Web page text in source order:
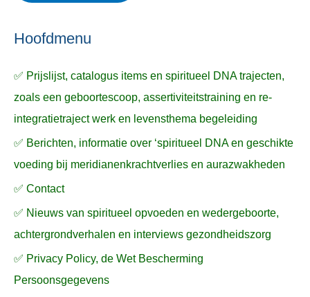
na
r
:
Hoofdmenu
✅ Prijslijst, catalogus items en spiritueel DNA trajecten,
zoals een geboortescoop, assertiviteitstraining en re-
integratietraject werk en levensthema begeleiding
✅ Berichten, informatie over ‘spiritueel DNA en geschikte
voeding bij meridianenkrachtverlies en aurazwakheden
✅ Contact
✅ Nieuws van spiritueel opvoeden en wedergeboorte,
achtergrondverhalen en interviews gezondheidszorg
✅ Privacy Policy, de Wet Bescherming
Persoonsgegevens
n